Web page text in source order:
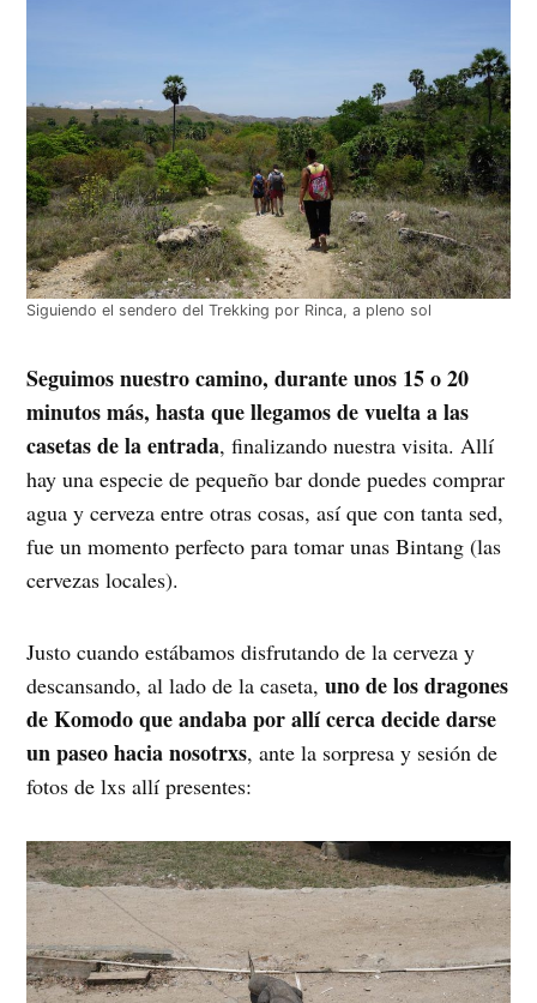
Siguiendo el sendero del Trekking por Rinca, a pleno sol
Seguimos nuestro camino, durante unos 15 o 20
minutos más, hasta que llegamos de vuelta a las
casetas de la entrada, finalizando nuestra visita. Allí
hay una especie de pequeño bar donde puedes comprar
agua y cerveza entre otras cosas, así que con tanta sed,
fue un momento perfecto para tomar unas Bintang (las
cervezas locales).
Justo cuando estábamos disfrutando de la cerveza y
descansando, al lado de la caseta,uno de los dragones
de Komodo que andaba por allí cerca decide darse
un paseo hacia nosotrxs, ante la sorpresa y sesión de
fotos de lxs allí presentes: